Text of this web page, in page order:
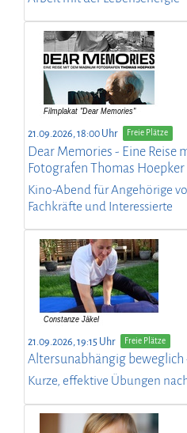
21.09.2026, 18:00 Uhr Freie Plätze
Dear Memories - Eine Reise
Fotografen Thomas Hoepker
Kino-Abend für Angehörige
Fachkräfte und Interessierte
21.09.2026, 19:15 Uhr Freie Plätze
Altersunabhängig beweglich
Kurze, effektive Übungen